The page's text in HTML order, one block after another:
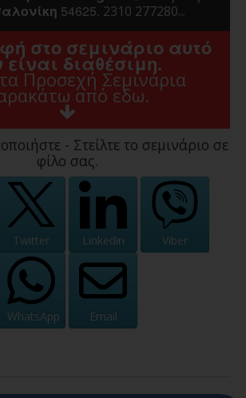
54625. 2310 277280
στο σεμινάριο αυτό
είναι διαθέσιμη.
Προσεχή Σεμινάρια
από εδω.
- Στείλτε το σεμινάριο σε
φίλο σας.
Twitter Linkedin Viber
WhatsApp Email